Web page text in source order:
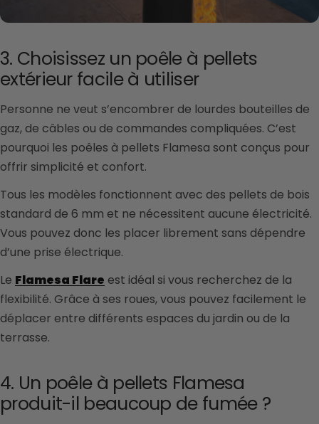
3. Choisissez un poêle à pellets
extérieur facile à utiliser
Personne ne veut s’encombrer de lourdes bouteilles de
gaz, de câbles ou de commandes compliquées. C’est
pourquoi les poêles à pellets Flamesa sont conçus pour
offrir simplicité et confort.
Tous les modèles fonctionnent avec des pellets de bois
standard de 6 mm et ne nécessitent aucune électricité.
Vous pouvez donc les placer librement sans dépendre
d’une prise électrique.
Le Flamesa Flare est idéal si vous recherchez de la
flexibilité. Grâce à ses roues, vous pouvez facilement le
déplacer entre différents espaces du jardin ou de la
terrasse.
4. Un poêle à pellets Flamesa
produit-il beaucoup de fumée ?